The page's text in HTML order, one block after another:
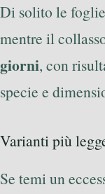
Di solito le
mentre il
giorni, con
specie e
Varianti più
Se temi un